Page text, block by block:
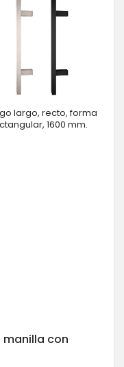
largo, recto, forma
1600 mm.
con